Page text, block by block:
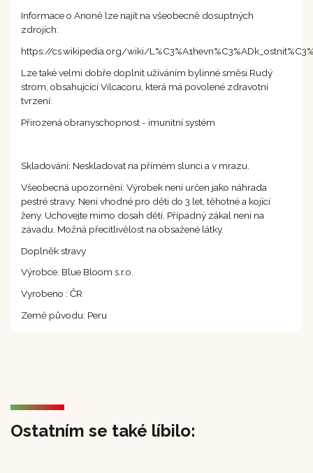
Informace o Anoně lze najít na všeobecně dosuptných
zdrojích:
https://cs.wikipedia.org/wiki/
Lze také velmi dobře doplnit užíváním bylinné směsi Rudý
strom, obsahujcící Vilcacoru, která má povolené zdravotní
tvrzení:
Přirozená obranyschopnost - imunitní systém
Skladování: Neskladovat na přímém slunci a v mrazu.
Všeobecná upozornění: Výrobek není určen jako náhrada
pestré stravy. Není vhodné pro děti do 3 let, těhotné a kojící
ženy. Uchovejte mimo dosah dětí. Případný zákal není na
závadu. Možná přecitlivělost na obsažené látky.
Doplněk stravy
Výrobce: Blue Bloom s.r.o.
Vyrobeno : ČR
Země původu: Peru
Ostatním se také líbilo: